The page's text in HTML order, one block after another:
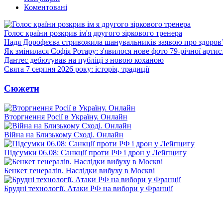
Коментовані
Голос країни розкрив ім'я другого зіркового тренера
Надя Дорофєєва стривожила шанувальників заявою про
Як змінилася Софія Ротару: з'явилося нове фото 79-річної
Дантес дебютував на публіці з новою коханою
Свята 7 серпня 2026 року: історія, традиції
Сюжети
Вторгнення Росії в Україну. Онлайн
Війна на Близькому Сході. Онлайн
Підсумки 06.08: Санкції проти РФ і дрон у Лейпцигу
Бенкет генералів. Наслідки вибуху в Москві
Брудні технології. Атаки РФ на вибори у Франції